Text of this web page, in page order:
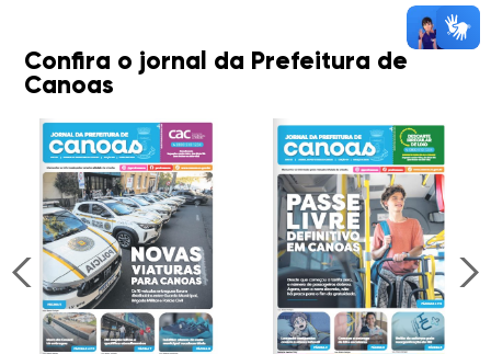
Confira o jornal da Prefeitura de
Canoas